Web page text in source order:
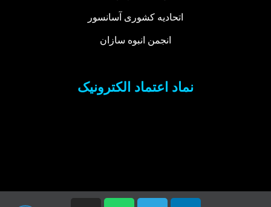
اتحادیه کشوری آسانسور
انجمن انبوه سازان
نماد اعتماد الکترونیک